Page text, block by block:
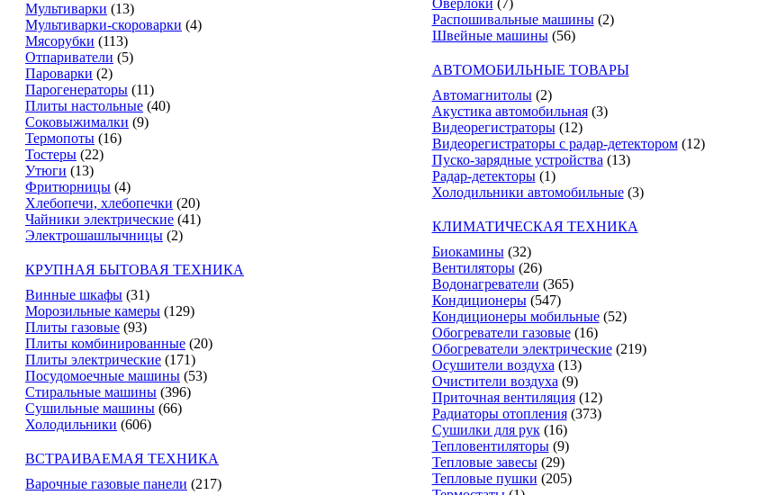
Мультиварки (13)
Мультиварки-скороварки (4)
Мясорубки (113)
Отпариватели (5)
Пароварки (2)
Парогенераторы (11)
Плиты настольные (40)
Соковыжималки (9)
Термопоты (16)
Тостеры (22)
Утюги (13)
Фритюрницы (4)
Хлебопечи, хлебопечки (20)
Чайники электрические (41)
Электрошашлычницы (2)
КРУПНАЯ БЫТОВАЯ ТЕХНИКА
Винные шкафы (31)
Морозильные камеры (129)
Плиты газовые (93)
Плиты комбинированные (20)
Плиты электрические (171)
Посудомоечные машины (53)
Стиральные машины (396)
Сушильные машины (66)
Холодильники (606)
ВСТРАИВАЕМАЯ ТЕХНИКА
Варочные газовые панели (217)
Оверлоки (7)
Распошивальные машины (2)
Швейные машины (56)
АВТОМОБИЛЬНЫЕ ТОВАРЫ
Автомагнитолы (2)
Акустика автомобильная (3)
Видеорегистраторы (12)
Видеорегистраторы с радар-детектором (12)
Пуско-зарядные устройства (13)
Радар-детекторы (1)
Холодильники автомобильные (3)
КЛИМАТИЧЕСКАЯ ТЕХНИКА
Биокамины (32)
Вентиляторы (26)
Водонагреватели (365)
Кондиционеры (547)
Кондиционеры мобильные (52)
Обогреватели газовые (16)
Обогреватели электрические (219)
Осушители воздуха (13)
Очистители воздуха (9)
Приточная вентиляция (12)
Радиаторы отопления (373)
Сушилки для рук (16)
Тепловентиляторы (9)
Тепловые завесы (29)
Тепловые пушки (205)